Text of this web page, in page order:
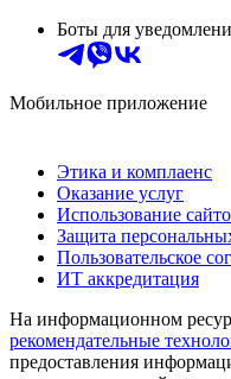
Боты для
Мобильное приложение
Этика и комплаенс
Оказание услуг
Использование
Защита
Пользовательское
ИТ аккредитация
На информационном
рекомендательные
предоставления